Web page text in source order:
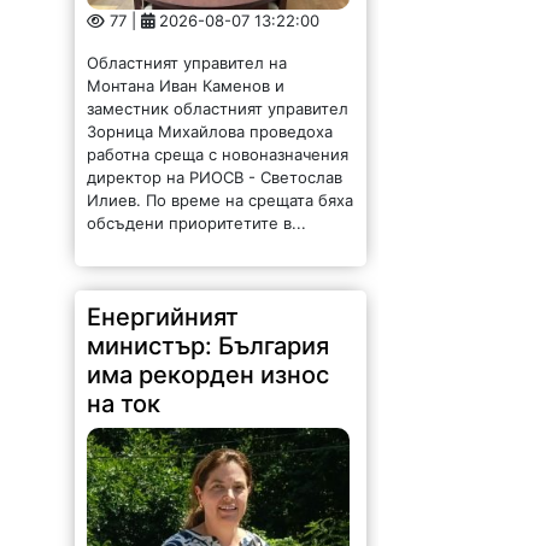
77 | 2026-08-07 13:22:00
Областният управител на
Монтана Иван Каменов и
заместник областният управител
Зорница Михайлова проведоха
работна среща с новоназначения
директор на РИОСВ - Светослав
Илиев. По време на срещата бяха
обсъдени приоритетите в...
Енергийният
министър: България
има рекорден износ
на ток